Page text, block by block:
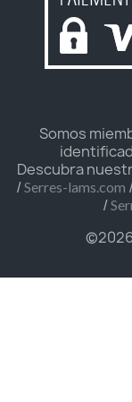
Somos
Descubra
/ Serres-lams.com
/